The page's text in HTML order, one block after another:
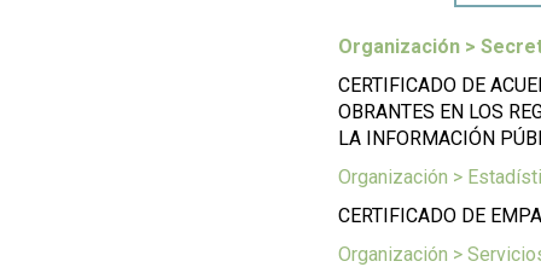
Organización >
CERTIFICADO DE
OBRANTES EN LOS
LA INFORMACIÓN
Organización >
CERTIFICADO DE
Organización >